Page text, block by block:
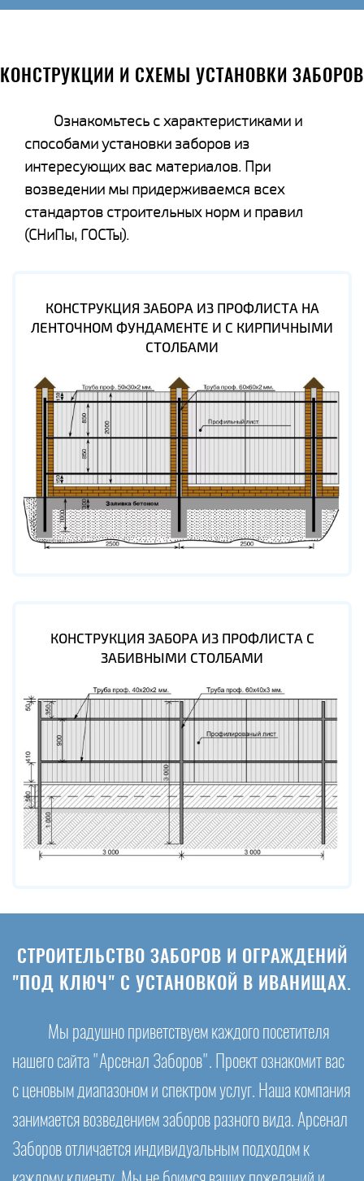
КОНСТРУКЦИИ И СХЕМЫ УСТАНОВКИ ЗАБОРОВ
Ознакомьтесь с характеристиками и
способами установки заборов из
интересующих вас материалов. При
возведении мы придерживаемся всех
стандартов строительных норм и правил
(СНиПы, ГОСТы).
КОНСТРУКЦИЯ ЗАБОРА ИЗ ПРОФЛИСТА НА
ЛЕНТОЧНОМ ФУНДАМЕНТЕ И С КИРПИЧНЫМИ
СТОЛБАМИ
КОНСТРУКЦИЯ ЗАБОРА ИЗ ПРОФЛИСТА С
ЗАБИВНЫМИ СТОЛБАМИ
СТРОИТЕЛЬСТВО ЗАБОРОВ И ОГРАЖДЕНИЙ
"ПОД КЛЮЧ" С УСТАНОВКОЙ В ИВАНИЩАХ.
Мы радушно приветствуем каждого посетителя
нашего сайта "Арсенал Заборов". Проект ознакомит вас
с ценовым диапазоном и спектром услуг. Наша компания
занимается возведением заборов разного вида. Арсенал
Заборов отличается индивидуальным подходом к